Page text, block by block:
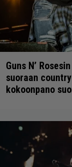
Guns N’
suoraan
kokoonpano